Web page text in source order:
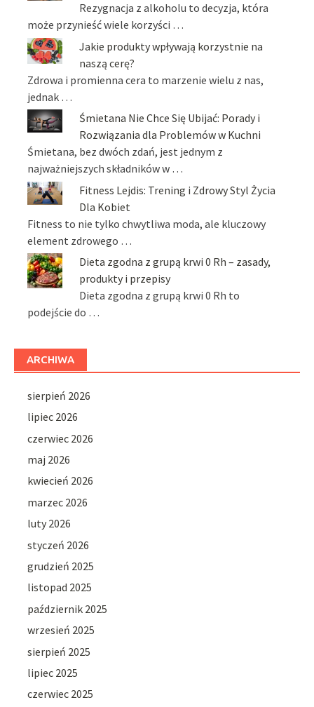
Rezygnacja z alkoholu to decyzja, która
może przynieść wiele korzyści …
Jakie produkty wpływają korzystnie na
naszą cerę?
Zdrowa i promienna cera to marzenie wielu z nas,
jednak …
Śmietana Nie Chce Się Ubijać: Porady i
Rozwiązania dla Problemów w Kuchni
Śmietana, bez dwóch zdań, jest jednym z
najważniejszych składników w …
Fitness Lejdis: Trening i Zdrowy Styl Życia
Dla Kobiet
Fitness to nie tylko chwytliwa moda, ale kluczowy
element zdrowego …
Dieta zgodna z grupą krwi 0 Rh – zasady,
produkty i przepisy
Dieta zgodna z grupą krwi 0 Rh to
podejście do …
ARCHIWA
sierpień 2026
lipiec 2026
czerwiec 2026
maj 2026
kwiecień 2026
marzec 2026
luty 2026
styczeń 2026
grudzień 2025
listopad 2025
październik 2025
wrzesień 2025
sierpień 2025
lipiec 2025
czerwiec 2025